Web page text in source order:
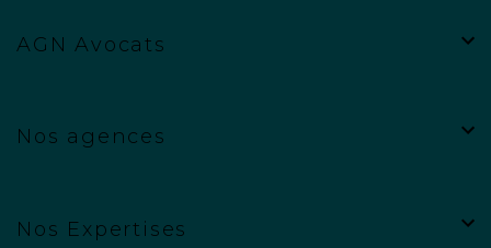
AGN Avocats
Nos agences
Nos Expertises